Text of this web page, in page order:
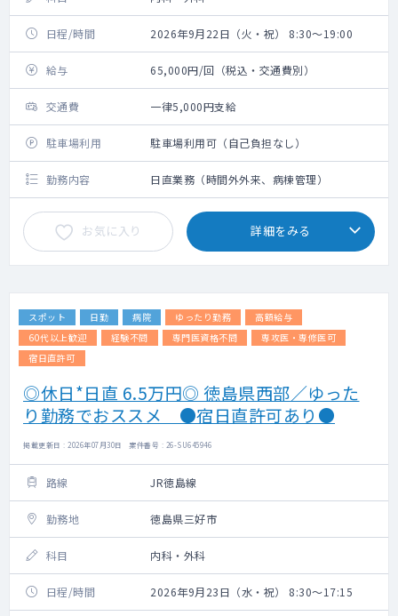
日程/時間 2026年9月22日（火・祝） 8:30～19:00
給与 65,000円/回（税込・交通費別）
交通費 一律5,000円支給
駐車場利用 駐車場利用可（自己負担なし）
勤務内容 日直業務（時間外外来、病棟管理）
お気に入り 詳細をみる
スポット 日勤 病院 ゆったり勤務
高額給与
60代以上歓迎
経験不問 専門医資格不問
専攻医・専修医可
宿日直許可
◎休日*日直 6.5万円◎ 徳島県西部／ゆった
り勤務でおススメ ●宿日直許可あり●
掲載更新日 : 2026年07月30日 案件番号 : 26-SU645946
路線 JR徳島線
勤務地 徳島県三好市
科目 内科・外科
日程/時間 2026年9月23日（水・祝） 8:30～17:15